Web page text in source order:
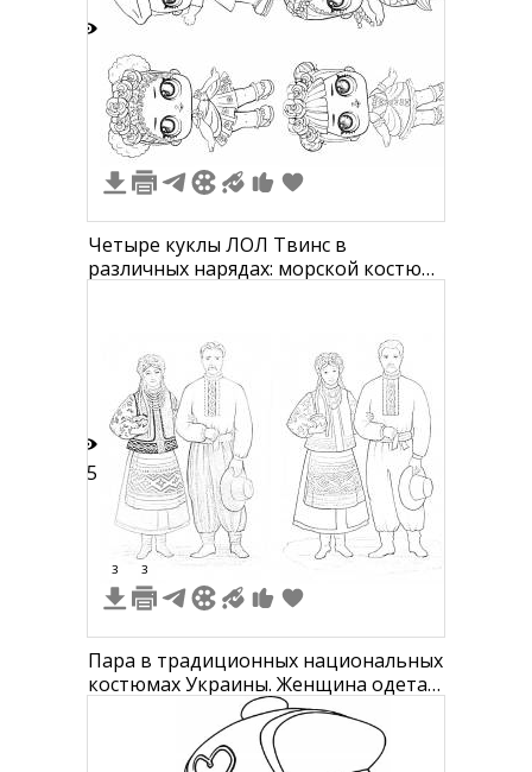
Четыре куклы ЛОЛ Твинс в
различных нарядах: морской костюм,
15
3 3
Пара в традиционных национальных
костюмах Украины. Женщина одета в
вышитую сорочку, юбку с
орнаментом, жилетку и берет, на ней
сапоги; мужчина одет в вышиванку,